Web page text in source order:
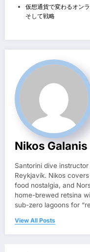
仮想通貨で変わるオン
そして戦略
Nikos Galanis
Santorini dive
Reykjavík. Nikos
food nostalgia, and
home-brewed retsina
sub-zero lagoons for
View All Posts